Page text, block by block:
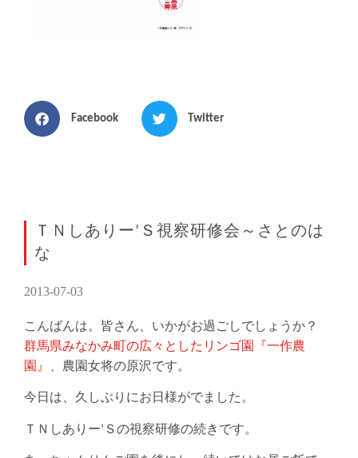
Facebook Twitter
ＴＮしありー’Ｓ視察研修会～さとのは
な
2013-07-03
こんばんは。皆さん、いかがお過ごしでしょうか？
群馬県みなかみ町の広々としたリンゴ園『一作農
園』
、農園女将の原沢です。
今日は、久しぶりにお日様がでました。
ＴＮしありー’Ｓの視察研修の続きです。